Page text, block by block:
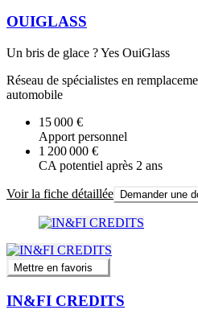
OUIGLASS
Un bris de glace ? Yes OuiGlass
Réseau de spécialistes en
automobile
15 000 €
Apport personnel
1 200 000 €
CA potentiel après 2 ans
Voir la fiche détaillée Demander une
Mettre en favoris
IN&FI CREDITS